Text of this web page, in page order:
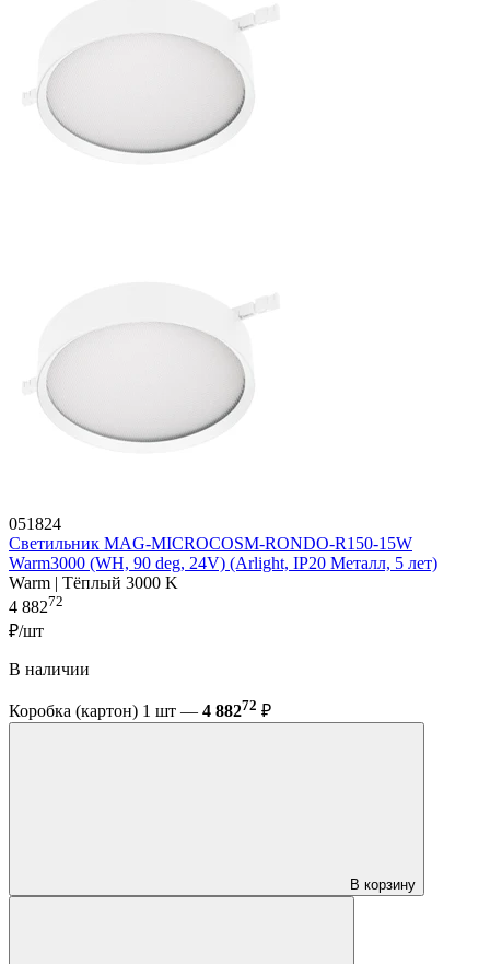
051824
Светильник MAG-MICROCOSM-RONDO-R150-15W
Warm3000 (WH, 90 deg, 24V) (Arlight, IP20 Металл, 5 лет)
Warm | Тёплый 3000 K
4 88272
₽/шт
В наличии
Коробка (картон) 1 шт — 4 88272 ₽
В корзину